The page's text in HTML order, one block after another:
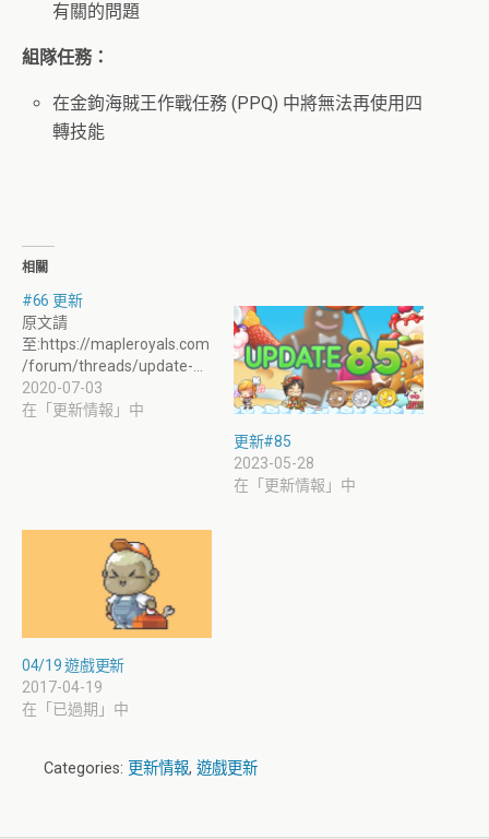
有關的問題
組隊任務：
在金鉤海賊王作戰任務 (PPQ) 中將無法再使用四
轉技能
相關
#66 更新
原文請
至:https://mapleroyals.com
/forum/threads/update-…
2020-07-03
在「更新情報」中
更新#85
2023-05-28
在「更新情報」中
04/19 遊戲更新
2017-04-19
在「已過期」中
Categories: 更新情報, 遊戲更新